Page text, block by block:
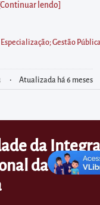
[Continuar lendo
Especialização; Gestão
Atualizada há 6 meses
da
da